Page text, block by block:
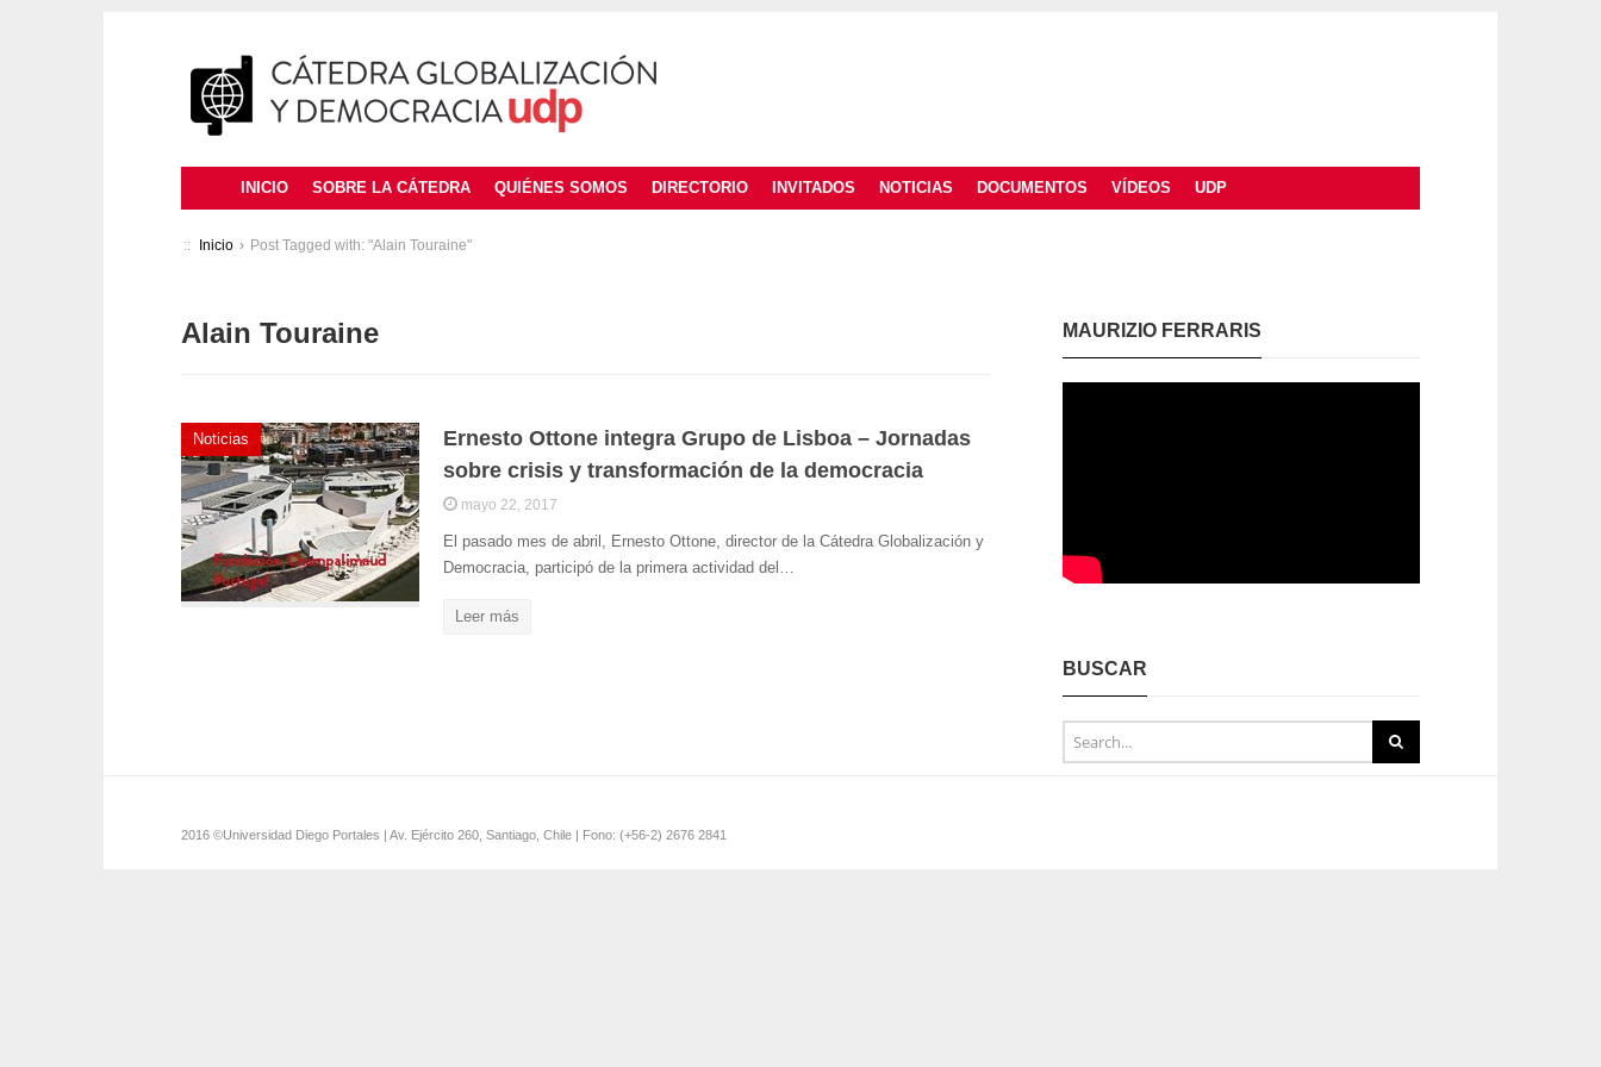
INICIO SOBRE LA CÁTEDRA QUIÉNES SOMOS DIRECTORIO INVITADOS NOTICIAS DOCUMENTOS VÍDEOS UDP
:: Inicio › Post Tagged with: "Alain Touraine"
Alain Touraine
Noticias
Ernesto Ottone integra Grupo de Lisboa – Jornadas
sobre crisis y transformación de la democracia
mayo 22, 2017
El pasado mes de abril, Ernesto Ottone, director de la Cátedra Globalización y
Democracia, participó de la primera actividad del…
Leer más
MAURIZIO FERRARIS
BUSCAR
2016 ©Universidad Diego Portales | Av. Ejército 260, Santiago, Chile | Fono: (+56-2) 2676 2841